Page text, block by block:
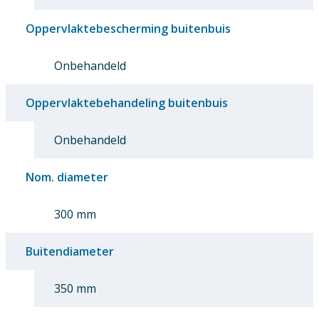
Oppervlaktebescherming buitenbuis
Onbehandeld
Oppervlaktebehandeling buitenbuis
Onbehandeld
Nom. diameter
300 mm
Buitendiameter
350 mm